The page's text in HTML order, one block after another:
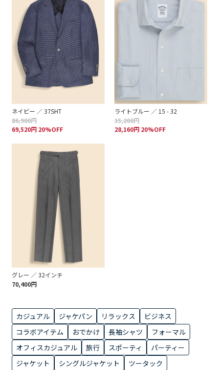
ネイビー ／ 37SHT
86,900円
69,520円 20%OFF
ライトブルー ／ 15 - 32
35,200円
28,160円 20%OFF
グレー ／ 32インチ
70,400円
カジュアル ジャケパン リラックス
ビジネス
コラボアイテム
おでかけ 長袖シャツ
フォーマル
オフィスカジュアル
旅行 スポーティ
パーティー
ジャケット
シングルジャケット
ツータック